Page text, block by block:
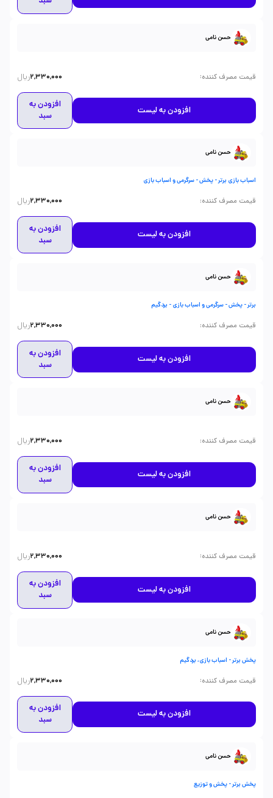
حسن نامی
قیمت مصرف کننده:
2,330,000ریال
افزودن به لیست
افزودن به
سبد
حسن نامی
اسباب بازی برتر - پخش - سرگرمی و اسباب بازی
قیمت مصرف کننده:
2,330,000ریال
افزودن به لیست
افزودن به
سبد
حسن نامی
برتر - پخش - سرگرمی و اسباب بازی - بردگیم
قیمت مصرف کننده:
2,330,000ریال
افزودن به لیست
افزودن به
سبد
حسن نامی
قیمت مصرف کننده:
2,330,000ریال
افزودن به لیست
افزودن به
سبد
حسن نامی
قیمت مصرف کننده:
2,330,000ریال
افزودن به لیست
افزودن به
سبد
حسن نامی
پخش برتر - اسباب بازی، بردگیم
قیمت مصرف کننده:
2,330,000ریال
افزودن به لیست
افزودن به
سبد
حسن نامی
پخش برتر - پخش و توزیع